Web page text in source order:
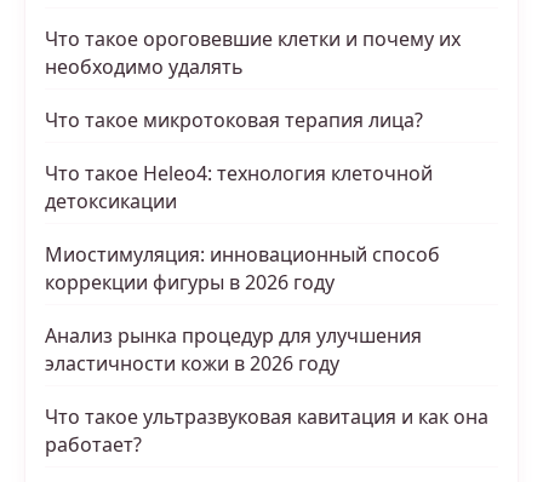
Что такое ороговевшие клетки и почему их
необходимо удалять
Что такое микротоковая терапия лица?
Что такое Heleo4: технология клеточной
детоксикации
Миостимуляция: инновационный способ
коррекции фигуры в 2026 году
Анализ рынка процедур для улучшения
эластичности кожи в 2026 году
Что такое ультразвуковая кавитация и как она
работает?